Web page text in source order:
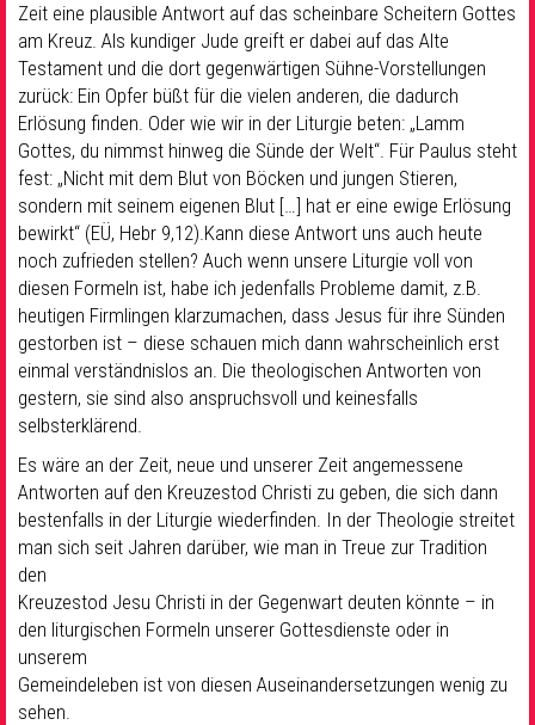
Zeit eine plausible Antwort auf das scheinbare Scheitern Gottes
am Kreuz. Als kundiger Jude greift er dabei auf das Alte
Testament und die dort gegenwärtigen Sühne-Vorstellungen
zurück: Ein Opfer büßt für die vielen anderen, die dadurch
Erlösung finden. Oder wie wir in der Liturgie beten: „Lamm
Gottes, du nimmst hinweg die Sünde der Welt“. Für Paulus steht
fest: „Nicht mit dem Blut von Böcken und jungen Stieren,
sondern mit seinem eigenen Blut […] hat er eine ewige Erlösung
bewirkt“ (EÜ, Hebr 9,12).Kann diese Antwort uns auch heute
noch zufrieden stellen? Auch wenn unsere Liturgie voll von
diesen Formeln ist, habe ich jedenfalls Probleme damit, z.B.
heutigen Firmlingen klarzumachen, dass Jesus für ihre Sünden
gestorben ist – diese schauen mich dann wahrscheinlich erst
einmal verständnislos an. Die theologischen Antworten von
gestern, sie sind also anspruchsvoll und keinesfalls
selbsterklärend.
Es wäre an der Zeit, neue und unserer Zeit angemessene
Antworten auf den Kreuzestod Christi zu geben, die sich dann
bestenfalls in der Liturgie wiederfinden. In der Theologie streitet
man sich seit Jahren darüber, wie man in Treue zur Tradition
den
Kreuzestod Jesu Christi in der Gegenwart deuten könnte – in
den liturgischen Formeln unserer Gottesdienste oder in
unserem
Gemeindeleben ist von diesen Auseinandersetzungen wenig zu
sehen.